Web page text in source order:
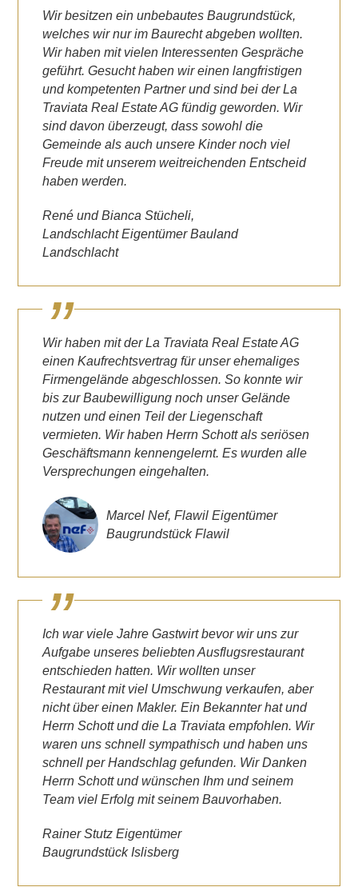
Wir besitzen ein unbebautes Baugrundstück,
welches wir nur im Baurecht abgeben wollten.
Wir haben mit vielen Interessenten Gespräche
geführt. Gesucht haben wir einen langfristigen
und kompetenten Partner und sind bei der La
Traviata Real Estate AG fündig geworden. Wir
sind davon überzeugt, dass sowohl die
Gemeinde als auch unsere Kinder noch viel
Freude mit unserem weitreichenden Entscheid
haben werden.
René und Bianca Stücheli,
Landschlacht Eigentümer Bauland
Landschlacht
Wir haben mit der La Traviata Real Estate AG
einen Kaufrechtsvertrag für unser ehemaliges
Firmengelände abgeschlossen. So konnte wir
bis zur Baubewilligung noch unser Gelände
nutzen und einen Teil der Liegenschaft
vermieten. Wir haben Herrn Schott als seriösen
Geschäftsmann kennengelernt. Es wurden alle
Versprechungen eingehalten.
Marcel Nef, Flawil Eigentümer
Baugrundstück Flawil
Ich war viele Jahre Gastwirt bevor wir uns zur
Aufgabe unseres beliebten Ausflugsrestaurant
entschieden hatten. Wir wollten unser
Restaurant mit viel Umschwung verkaufen, aber
nicht über einen Makler. Ein Bekannter hat und
Herrn Schott und die La Traviata empfohlen. Wir
waren uns schnell sympathisch und haben uns
schnell per Handschlag gefunden. Wir Danken
Herrn Schott und wünschen Ihm und seinem
Team viel Erfolg mit seinem Bauvorhaben.
Rainer Stutz Eigentümer
Baugrundstück Islisberg